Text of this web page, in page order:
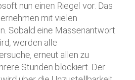
nun einen Riegel vor. Das
mit vielen
Sobald eine Massenantwort
werden alle
erneut allen zu
Stunden blockiert. Der